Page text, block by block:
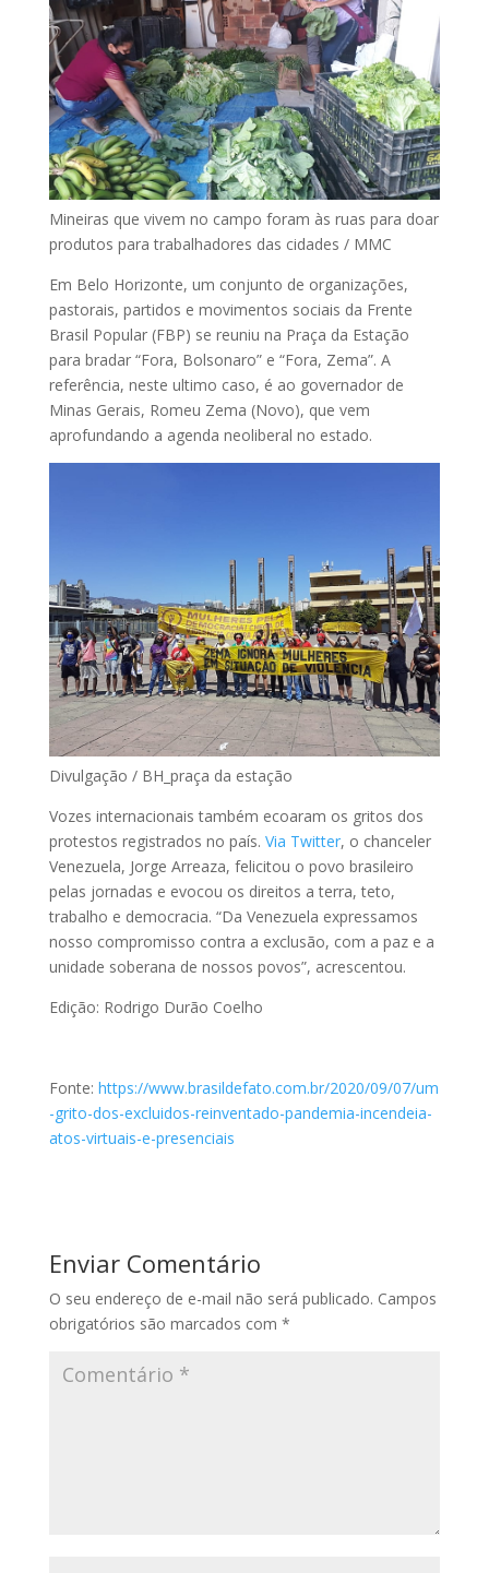
Mineiras que vivem no campo foram às ruas para doar
produtos para trabalhadores das cidades / MMC
Em Belo Horizonte, um conjunto de organizações,
pastorais, partidos e movimentos sociais da Frente
Brasil Popular (FBP) se reuniu na Praça da Estação
para bradar “Fora, Bolsonaro” e “Fora, Zema”. A
referência, neste ultimo caso, é ao governador de
Minas Gerais, Romeu Zema (Novo), que vem
aprofundando a agenda neoliberal no estado.
Divulgação / BH_praça da estação
Vozes internacionais também ecoaram os gritos dos
protestos registrados no país. Via Twitter, o chanceler
Venezuela, Jorge Arreaza, felicitou o povo brasileiro
pelas jornadas e evocou os direitos a terra, teto,
trabalho e democracia. “Da Venezuela expressamos
nosso compromisso contra a exclusão, com a paz e a
unidade soberana de nossos povos”, acrescentou.
Edição: Rodrigo Durão Coelho
Fonte: https://www.brasildefato.com.br/2020/09/07/um
-grito-dos-excluidos-reinventado-pandemia-incendeia-
atos-virtuais-e-presenciais
Enviar Comentário
O seu endereço de e-mail não será publicado. Campos
obrigatórios são marcados com *